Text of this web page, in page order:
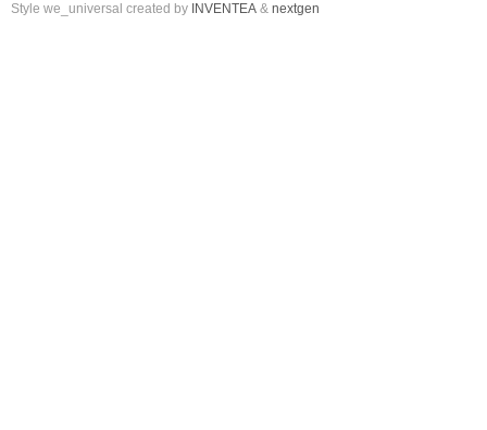
Style we_universal created by INVENTEA & nextgen